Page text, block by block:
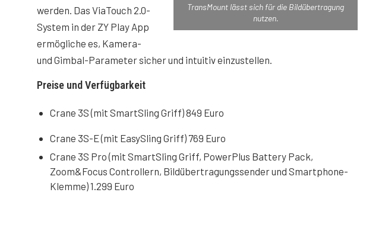
TransMount lässt sich für die Bildübertragung
nutzen.
werden. Das ViaTouch 2.0-
System in der ZY Play App
ermögliche es, Kamera-
und Gimbal-Parameter sicher und intuitiv einzustellen.
Preise und Verfügbarkeit
Crane 3S (mit SmartSling Griff) 849 Euro
Crane 3S-E (mit EasySling Griff) 769 Euro
Crane 3S Pro (mit SmartSling Griff, PowerPlus Battery Pack,
Zoom&Focus Controllern, Bildübertragungssender und Smartphone-
Klemme) 1.299 Euro